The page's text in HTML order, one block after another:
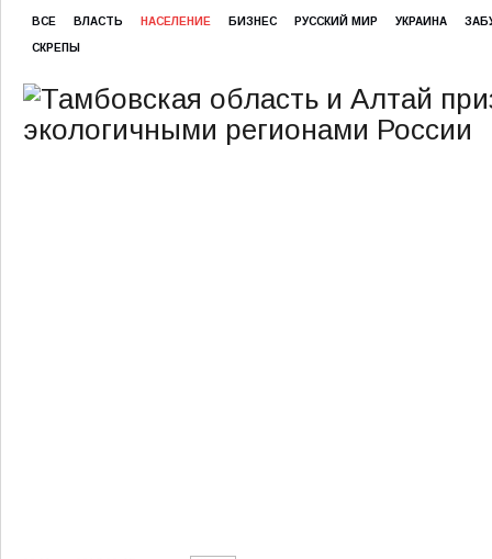
ВСЕ ВЛАСТЬ НАСЕЛЕНИЕ БИЗНЕС РУССКИЙ МИР УКРАИНА
СКРЕПЫ